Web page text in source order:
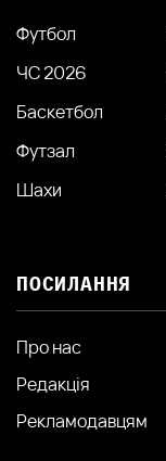
Футбол
ЧС 2026
Баскетбол
Футзал
Шахи
ПОСИЛАННЯ
Про нас
Редакція
Рекламодавцям